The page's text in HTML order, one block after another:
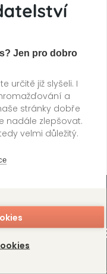
Jen pro dobro
určitě již slyšeli. I
a
stránky dobře
nadále zlepšovat.
velmi důležitý.